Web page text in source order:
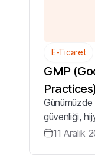
E-Ticaret
GMP
İşe
güvenliği,
sistemleri
11 Aralık